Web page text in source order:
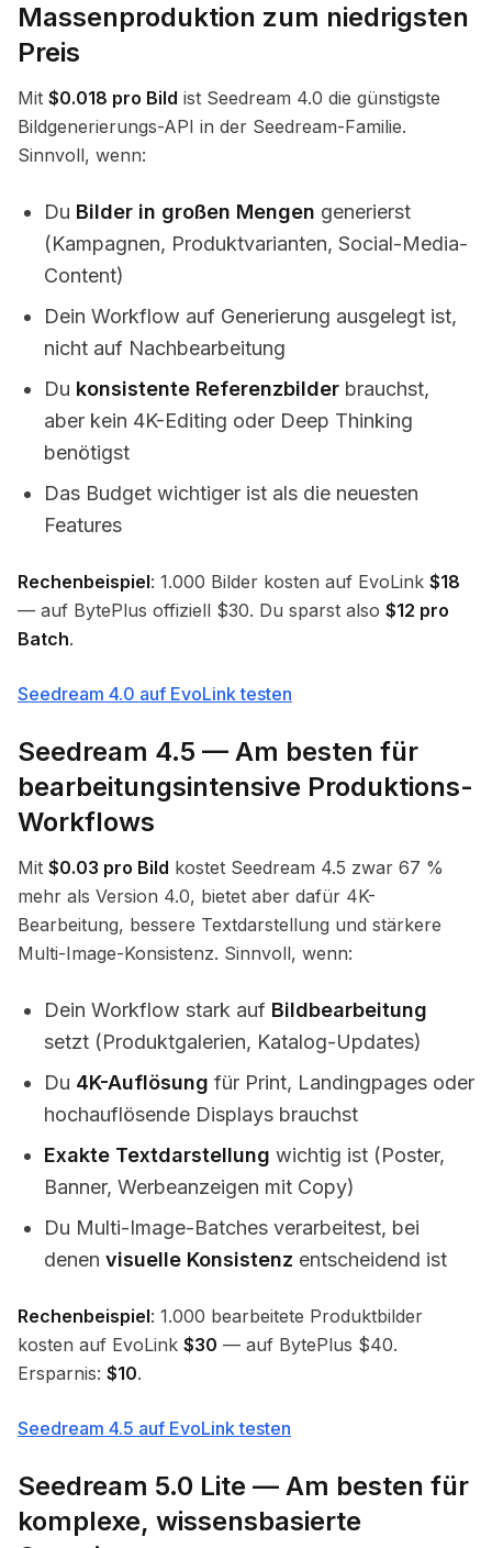
Massenproduktion zum niedrigsten
Preis
Mit $0.018 pro Bild ist Seedream 4.0 die günstigste
Bildgenerierungs-API in der Seedream-Familie.
Sinnvoll, wenn:
Du Bilder in großen Mengen generierst
(Kampagnen, Produktvarianten, Social-Media-
Content)
Dein Workflow auf Generierung ausgelegt ist,
nicht auf Nachbearbeitung
Du konsistente Referenzbilder brauchst,
aber kein 4K-Editing oder Deep Thinking
benötigst
Das Budget wichtiger ist als die neuesten
Features
Rechenbeispiel: 1.000 Bilder kosten auf EvoLink $18
— auf BytePlus offiziell $30. Du sparst also $12 pro
Batch.
Seedream 4.0 auf EvoLink testen
Seedream 4.5 — Am besten für
bearbeitungsintensive Produktions-
Workflows
Mit $0.03 pro Bild kostet Seedream 4.5 zwar 67 %
mehr als Version 4.0, bietet aber dafür 4K-
Bearbeitung, bessere Textdarstellung und stärkere
Multi-Image-Konsistenz. Sinnvoll, wenn:
Dein Workflow stark auf Bildbearbeitung
setzt (Produktgalerien, Katalog-Updates)
Du 4K-Auflösung für Print, Landingpages oder
hochauflösende Displays brauchst
Exakte Textdarstellung wichtig ist (Poster,
Banner, Werbeanzeigen mit Copy)
Du Multi-Image-Batches verarbeitest, bei
denen visuelle Konsistenz entscheidend ist
Rechenbeispiel: 1.000 bearbeitete Produktbilder
kosten auf EvoLink $30 — auf BytePlus $40.
Ersparnis: $10.
Seedream 4.5 auf EvoLink testen
Seedream 5.0 Lite — Am besten für
komplexe, wissensbasierte